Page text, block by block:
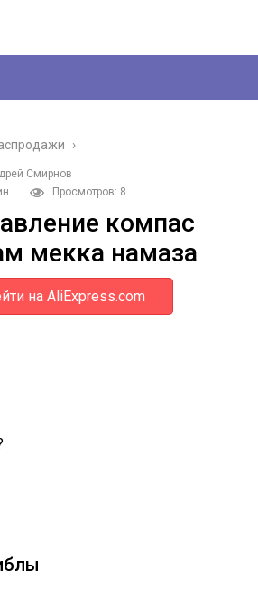
›
Смирнов
Просмотров: 8
компас
мекка намаза
на AliExpress.com